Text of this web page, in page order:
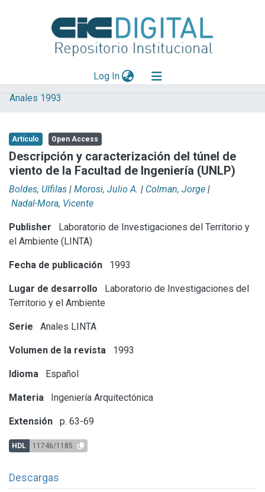
Log In(current)
Explorar
Aportar material
Statistics
Anales 1993
Artículo Open Access
Descripción y caracterización del túnel de
viento de la Facultad de Ingeniería (UNLP)
Boldes, Ulfilas | Morosi, Julio A. | Colman, Jorge |
Nadal-Mora, Vicente
Publisher
Laboratorio de Investigaciones del Territorio y
el Ambiente (LINTA)
Fecha de publicación 1993
Lugar de desarrollo
Laboratorio de Investigaciones del
Territorio y el Ambiente
Serie Anales LINTA
Volumen de la revista 1993
Idioma Español
Materia Ingeniería Arquitectónica
Extensión p. 63-69
HDL 11746/1185
Descargas